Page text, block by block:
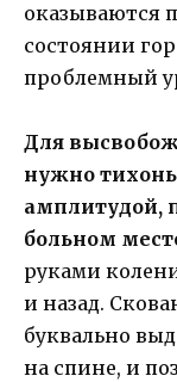
оказываются
состоянии
проблемный
Для
нужно
амплитудой,
больном
руками
и назад.
буквально
на спине, и